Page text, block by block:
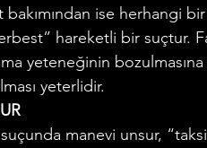
ise herhangi bir
hareketli bir suçtur.
yeteneğinin
yeterlidir.
manevi unsur,